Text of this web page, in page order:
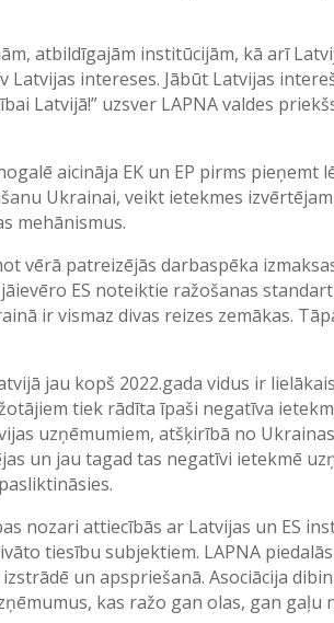
atbildīgajām institūcijām, kā arī
Latvijas intereses. Jābūt Latvijas
Latvijā!” uzsver LAPNA valdes
aicināja EK un EP pirms pieņemt
Ukrainai, veikt ietekmes
mehānismus.
vērā patreizējās darbaspēka
ES noteiktie ražošanas
ir vismaz divas reizes zemākas.
jau kopš 2022.gada vidus ir
tiek rādīta īpaši negatīva
uzņēmumiem, atšķirībā no
un jau tagad tas negatīvi ietekmē
nozari attiecībās ar Latvijas un ES
tiesību subjektiem. LAPNA
un apspriešanā. Asociācija
kas ražo gan olas, gan gaļu